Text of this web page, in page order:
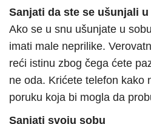
Sanjati da ste se ušunjali u
Ako se u snu ušunjate u
imati male neprilike.
reći istinu zbog čega ćete
ne oda. Krićete telefon kako
poruku koja bi mogla da
Sanjati svoju sobu